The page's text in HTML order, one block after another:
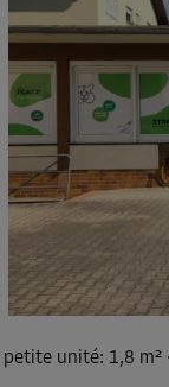
petite unité: 1,8 m² ·